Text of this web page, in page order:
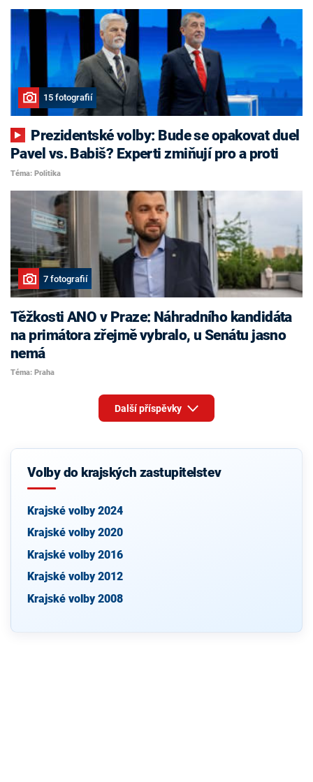
15 fotografií
Pavel vs. Babiš? Experti zmiňují pro a proti
Téma: Politika
7 fotografií
Těžkosti ANO v Praze: Náhradního kandidáta
na primátora zřejmě vybralo, u Senátu jasno
nemá
Téma: Praha
Další příspěvky
Volby do krajských zastupitelstev
Krajské volby 2024
Krajské volby 2020
Krajské volby 2016
Krajské volby 2012
Krajské volby 2008